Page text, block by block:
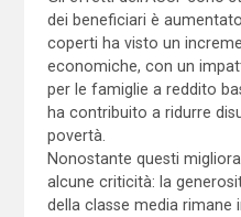
dei beneficiari è
coperti ha visto un
economiche, con un
per le famiglie a reddito
ha contribuito a ridurre
povertà.
Nonostante questi
alcune criticità: la
della classe media